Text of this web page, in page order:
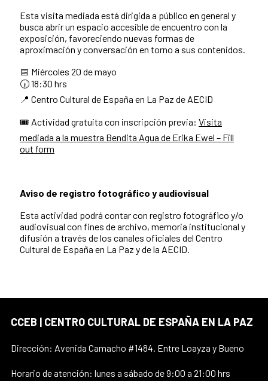
Esta visita mediada está dirigida a público en general y
busca abrir un espacio accesible de encuentro con la
exposición, favoreciendo nuevas formas de
aproximación y conversación en torno a sus contenidos.
📅 Miércoles 20 de mayo
🕡 18:30 hrs
📍 Centro Cultural de España en La Paz de AECID
🎟️ Actividad gratuita con inscripción previa: Visita
mediada a la muestra Bendita Agua de Erika Ewel – Fill
out form
Aviso de registro fotográfico y audiovisual
Esta actividad podrá contar con registro fotográfico y/o
audiovisual con fines de archivo, memoria institucional y
difusión a través de los canales oficiales del Centro
Cultural de España en La Paz y de la AECID.
CCEB | CENTRO CULTURAL DE ESPAÑA EN LA PAZ
Dirección: Avenida Camacho #1484. Entre Loayza y Bueno
Horario de atención: lunes a sábado de 9:00 a 21:00 hrs